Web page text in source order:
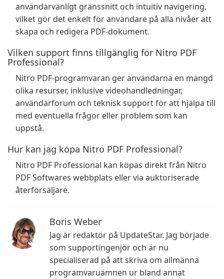
användarvänligt gränssnitt och intuitiv navigering,
vilket gör det enkelt för användare på alla nivåer att
skapa och redigera PDF-dokument.
Vilken support finns tillgänglig för Nitro PDF
Professional?
Nitro PDF-programvaran ger användarna en mängd
olika resurser, inklusive videohandledningar,
användarforum och teknisk support för att hjälpa till
med eventuella frågor eller problem som kan
uppstå.
Hur kan jag köpa Nitro PDF Professional?
Nitro PDF Professional kan köpas direkt från Nitro
PDF Softwares webbplats eller via auktoriserade
återförsäljare.
Boris Weber
Jag är redaktör på UpdateStar. Jag började
som supportingenjör och är nu
specialiserad på att skriva om allmänna
programvaruämnen ur bland annat